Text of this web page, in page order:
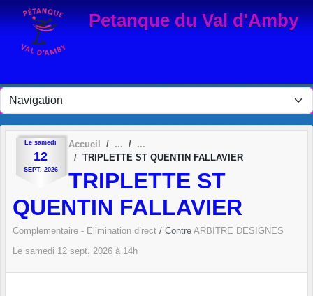
Petanque du Val d'Amby
Le samedi
12
SEPT. 2026
Accueil
TRIPLETTE ST QUENTIN FALLAVIER
TRIPLETTE ST
QUENTIN FALLAVIER
Complementaire - Elimination direct / Contre ARBITRE DESIGNES
Le samedi 12 sept. 2026 à 14h
Panneau de gestion des cookies